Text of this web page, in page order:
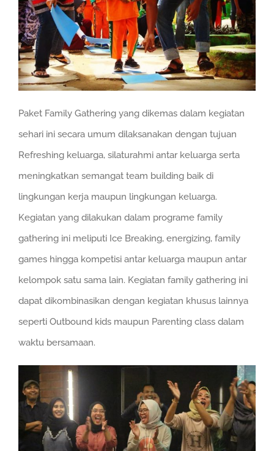
Paket Family Gathering yang dikemas dalam kegiatan
sehari ini secara umum dilaksanakan dengan tujuan
Refreshing keluarga, silaturahmi antar keluarga serta
meningkatkan semangat team building baik di
lingkungan kerja maupun lingkungan keluarga.
Kegiatan yang dilakukan dalam programe family
gathering ini meliputi Ice Breaking, energizing, family
games hingga kompetisi antar keluarga maupun antar
kelompok satu sama lain. Kegiatan family gathering ini
dapat dikombinasikan dengan kegiatan khusus lainnya
seperti Outbound kids maupun Parenting class dalam
waktu bersamaan.